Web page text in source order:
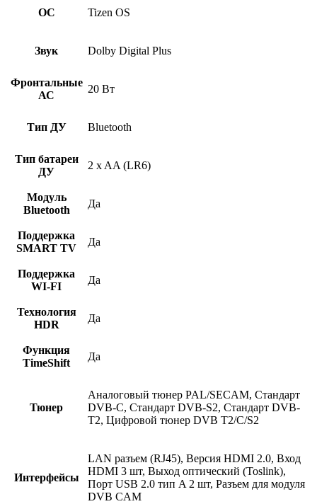
ОС Tizen OS
Звук Dolby Digital Plus
Фронтальные
АС
20 Вт
Тип ДУ Bluetooth
Тип батареи
ДУ
2 x AA (LR6)
Модуль
Bluetooth
Да
Поддержка
SMART TV
Да
Поддержка
WI-FI
Да
Технология
HDR
Да
Функция
TimeShift
Да
Тюнер
Аналоговый тюнер PAL/SECAM, Стандарт
DVB-C, Стандарт DVB-S2, Стандарт DVB-
T2, Цифровой тюнер DVB T2/C/S2
Интерфейсы
LAN разъем (RJ45), Версия HDMI 2.0, Вход
HDMI 3 шт, Выход оптический (Toslink),
Порт USB 2.0 тип A 2 шт, Разъем для модуля
DVB CAM